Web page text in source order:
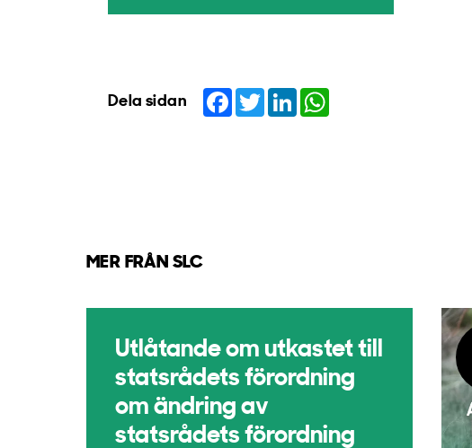
Dela sidan Facebook
TwitterLinkedIn
MER FRÅN SLC
Utlåtande om utkastet till
statsrådets förordning
om ändring av
statsrådets förordning